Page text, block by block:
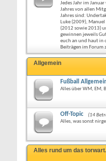
Jedes Jahr im
Jahres von allen
Jahres sind:
Luke (2009),
(2012 sowie 2013)
gewinnen jeweils
euch an und haut in
Beiträgen im Forum
Allgemein
Fußball
Alles über WM, EM,
Off-Topic
(14
Alles, was sonst
Alles rund um das